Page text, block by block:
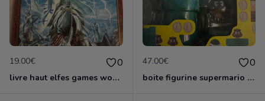
19.00€ 0
livre haut elfes games worshop nruf
47.00€ 0
boite figurine supermario shfiguarts neuf scelle